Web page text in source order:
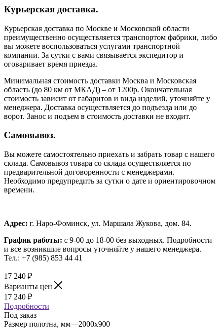
Курьерская доставка.
Курьерская доставка по Москве и Московской области
преимущественно осуществляется транспортом фабрики, либо
вы можете воспользоваться услугами транспортной
компании. За сутки с вами связывается экспедитор и
оговаривает время приезда.
Минимальная стоимость доставки Москва и Московская
область (до 80 км от МКАД) – от 1200р. Окончательная
стоимость зависит от габаритов и вида изделий, уточняйте у
менеджера. Доставка осуществляется до подъезда или до
ворот. Занос и подъем в стоимость доставки не входит.
Самовывоз.
Вы можете самостоятельно приехать и забрать товар с нашего
склада. Самовывоз товара со склада осуществляется по
предварительной договоренности с менеджерами.
Необходимо предупредить за сутки о дате и ориентировочном
времени.
Адрес: г. Наро-Фоминск, ул. Маршала Жукова, дом. 84.
График работы: с 9-00 до 18-00 без выходных. Подробности
и все возникшие вопросы уточняйте у нашего менеджера.
Тел.: +7 (985) 853 44 41
17 240 ₽
Варианты цен
17 240 ₽
Подробности
Под заказ
Размер полотна, мм—2000x900